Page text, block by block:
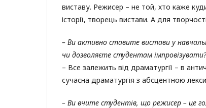
виставу. Режисер – не той, хто каже
історії, творець вистави. А для
– Ви активно ставите вистави у
чи дозволяєте студентам імпровізувати?
– Все залежить від драматургії – в
сучасна драматургія з абсцентною
– Ви вчите студентів, що режисер – це